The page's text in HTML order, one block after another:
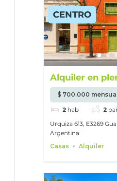
CENTRO
Alquiler en
$ 700.000
2 hab 2
Urquiza 613, E3269
Argentina
Casas
Alquiler